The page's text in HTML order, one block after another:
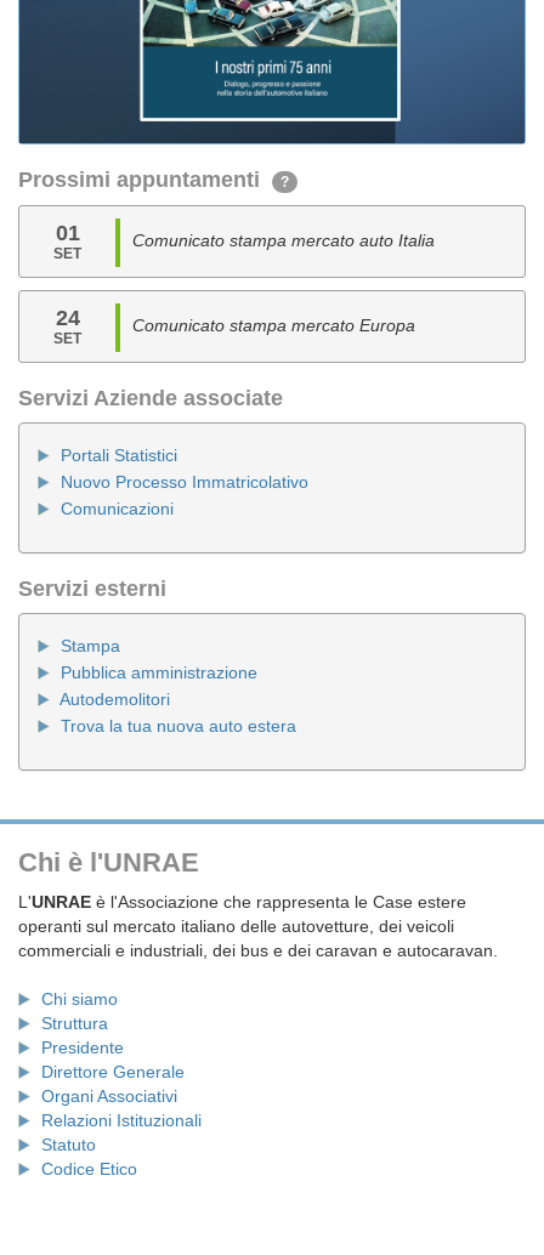
Prossimi appuntamenti ?
01
SET
Comunicato stampa mercato auto Italia
24
SET
Comunicato stampa mercato Europa
Servizi Aziende associate
Portali Statistici
Nuovo Processo Immatricolativo
Comunicazioni
Servizi esterni
Stampa
Pubblica amministrazione
Autodemolitori
Trova la tua nuova auto estera
Chi è l'UNRAE
L'UNRAE è l'Associazione che rappresenta le Case estere
operanti sul mercato italiano delle autovetture, dei veicoli
commerciali e industriali, dei bus e dei caravan e autocaravan.
Chi siamo
Struttura
Presidente
Direttore Generale
Organi Associativi
Relazioni Istituzionali
Statuto
Codice Etico